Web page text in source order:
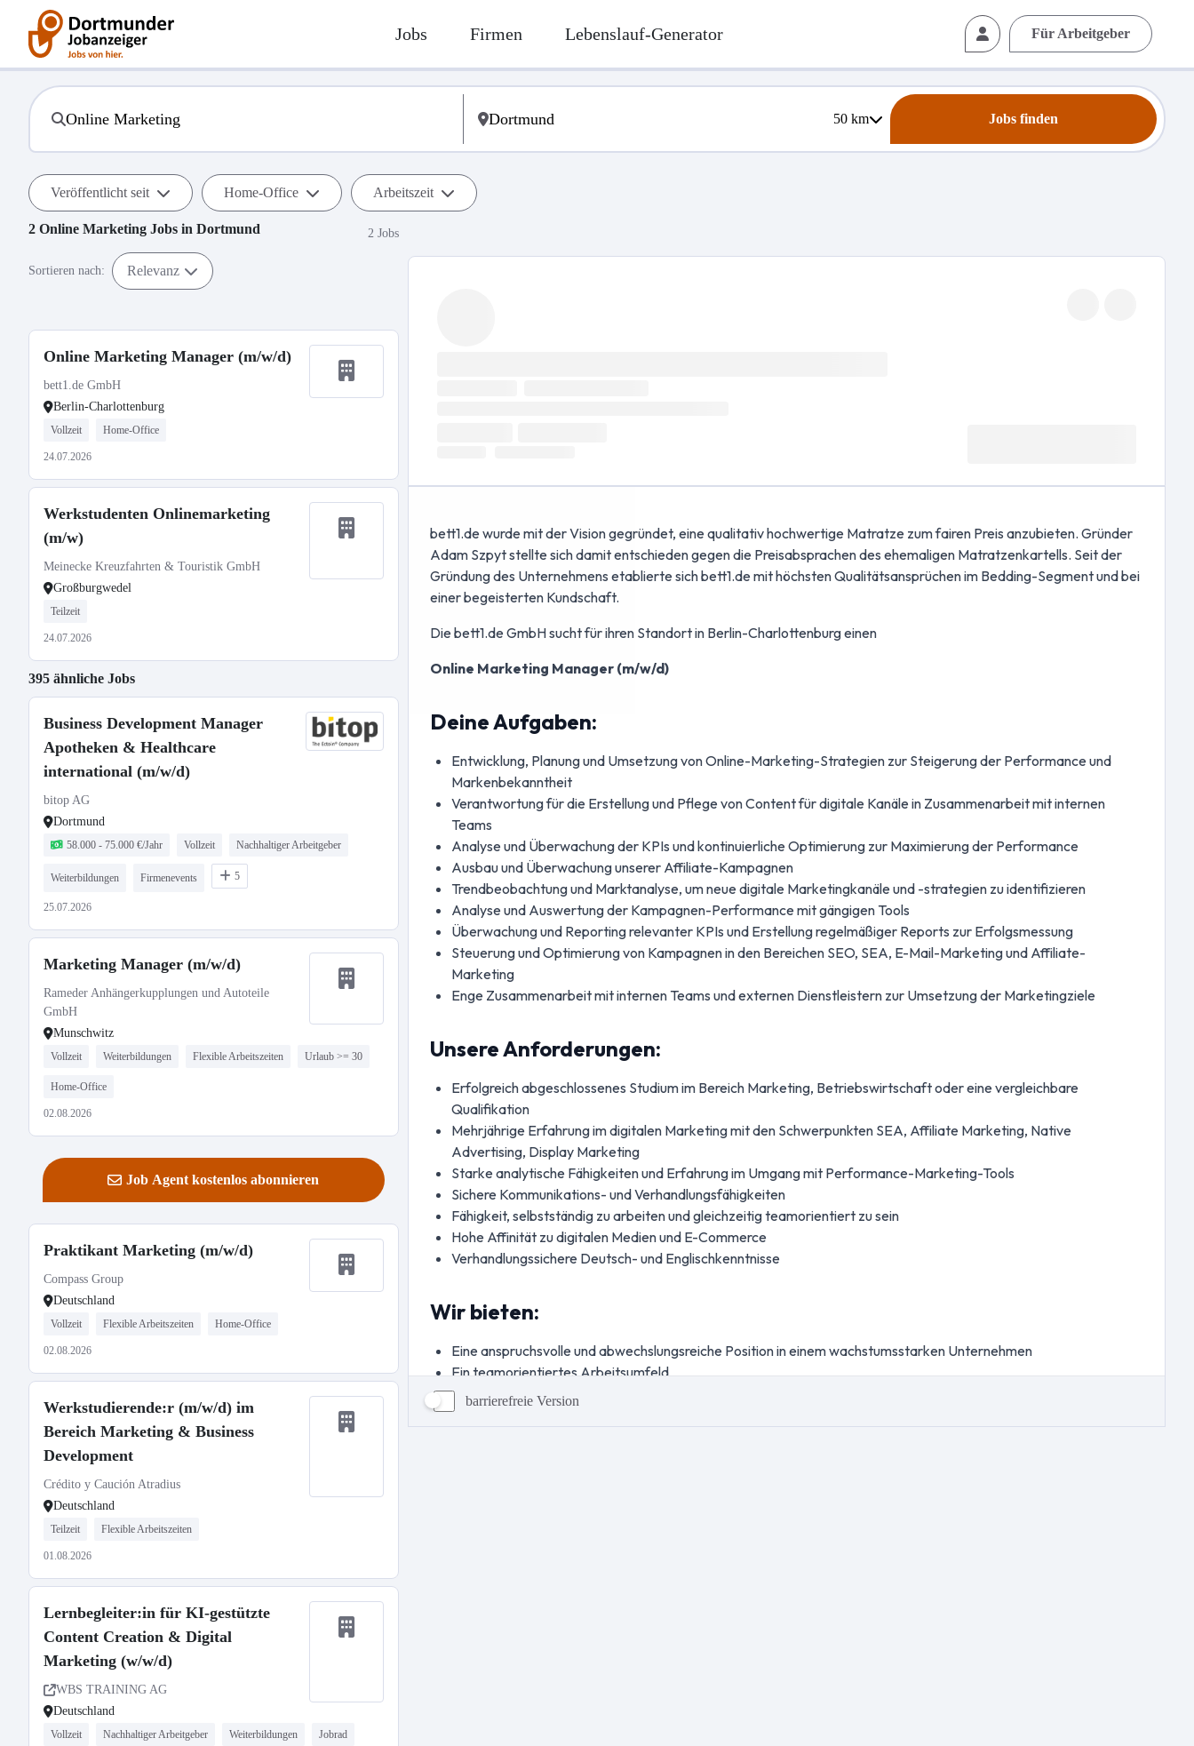
Jobs Firmen Lebenslauf-Generator Für Arbeitgeber
50km Jobs finden
Veröffentlicht seit Home-Office Arbeitszeit
2 Online Marketing Jobs in Dortmund 2 Jobs
Sortieren nach: Relevanz
Online Marketing Manager (m/w/d)
bett1.de GmbH
Berlin-Charlottenburg
Vollzeit Home-Office
24.07.2026
Werkstudenten Onlinemarketing
(m/w)
Meinecke Kreuzfahrten & Touristik GmbH
Großburgwedel
Teilzeit
24.07.2026
395 ähnliche Jobs
Business Development Manager
Apotheken & Healthcare
international (m/w/d)
bitop AG
Dortmund
58.000 - 75.000 €/Jahr Vollzeit Nachhaltiger Arbeitgeber
Weiterbildungen Firmenevents 5
25.07.2026
Marketing Manager (m/w/d)
Rameder Anhängerkupplungen und Autoteile
GmbH
Munschwitz
Vollzeit Weiterbildungen Flexible Arbeitszeiten Urlaub >= 30
Home-Office
02.08.2026
Job Agent kostenlos abonnieren
Praktikant Marketing (m/w/d)
Compass Group
Deutschland
Vollzeit Flexible Arbeitszeiten Home-Office
02.08.2026
Werkstudierende:r (m/w/d) im
Bereich Marketing & Business
Development
Crédito y Caución Atradius
Deutschland
Teilzeit Flexible Arbeitszeiten
01.08.2026
Lernbegleiter:in für KI-gestützte
Content Creation & Digital
Marketing (w/w/d)
WBS TRAINING AG
Deutschland
Vollzeit Nachhaltiger Arbeitgeber Weiterbildungen Jobrad
barrierefreie Version